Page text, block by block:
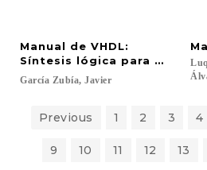
Manual de VHDL:
Síntesis lógica para PLDs
García Zubía, Javier
Previous 1 2 3 4
9 10 11 12 13